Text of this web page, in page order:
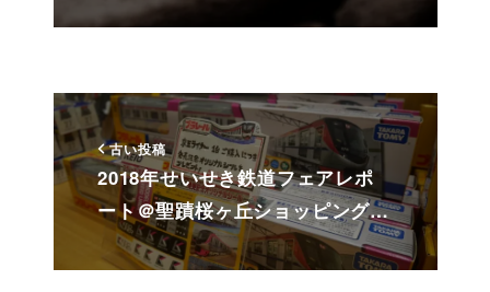
古い投稿
2018年せいせき鉄道フェアレポ
ート＠聖蹟桜ヶ丘ショッピング…